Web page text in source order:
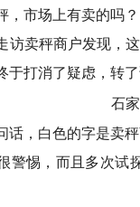
，市场上有卖的吗？
访卖秤商户发现，
于打消了疑虑，转
话，白色的字是卖
警惕，而且多次试